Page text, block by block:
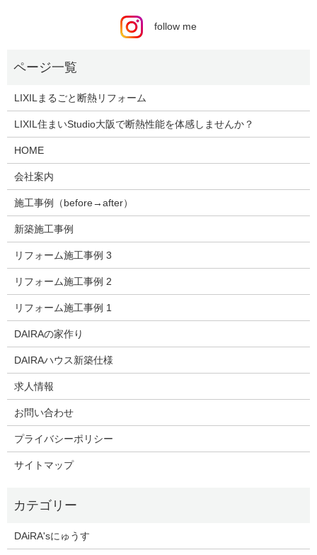
follow me
LIXILまるごと断熱リフォーム
LIXIL住まいStudio大阪で断熱性能を体感しませんか？
HOME
会社案内
施工事例（before→after）
新築施工事例
リフォーム施工事例 3
リフォーム施工事例 2
リフォーム施工事例 1
DAIRAの家作り
DAIRAハウス新築仕様
求人情報
お問い合わせ
プライバシーポリシー
サイトマップ
DAiRA'sにゅうす